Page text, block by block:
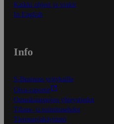
Kaikki ohjeet ja vinkit
In English
Info
S-Business yrityksille
Oiva-raportit
Osuuskauppojen yhteystiedot
Tilaus- ja toimitusehdot
Tietosuojakäytäntö